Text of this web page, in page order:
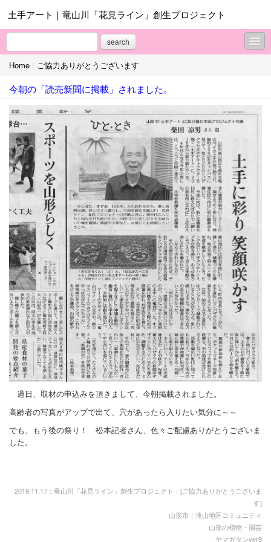
土手アート｜竜山川「花見ライン」創生プロジェクト
search
活動記録
プロジェクトのねらい
ご協力ありがとうございます
協賛者依頼
プロフィール
お問合せ
Home / ご協力ありがとうございます
今朝の「読売新聞に掲載」されました。
過日、取材の申込みを頂きまして、今朝掲載されました。
高齢者の写真がアップで出て、穴があったら入りたい気分に～～
でも、もう後の祭り！ 松本記者さん、色々ご配慮ありがとうございま
した。
2019.11.17：竜山川「花見ライン」創生プロジェクト：[ご協力ありがとうございま
す]
山形市｜滝山地区コミュニティ
山形の植物・園芸
ヤマガタンver9